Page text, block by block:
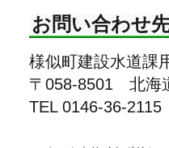
お問い合わせ
様似町建設水道課
〒058-8501 北海
TEL 0146-36-